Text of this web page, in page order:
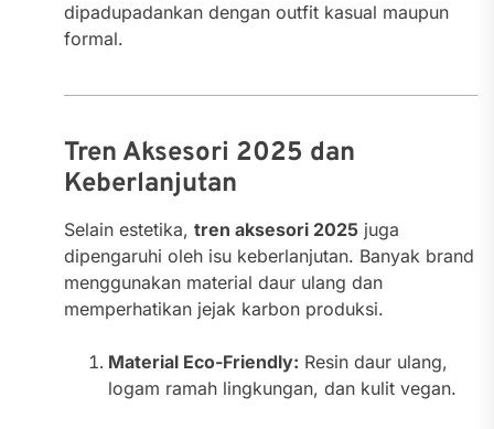
dipadupadankan dengan outfit kasual maupun
formal.
Tren Aksesori 2025 dan
Keberlanjutan
Selain estetika, tren aksesori 2025juga
dipengaruhi oleh isu keberlanjutan. Banyak brand
menggunakan material daur ulang dan
memperhatikan jejak karbon produksi.
Material Eco-Friendly: Resin daur ulang,
logam ramah lingkungan, dan kulit vegan.